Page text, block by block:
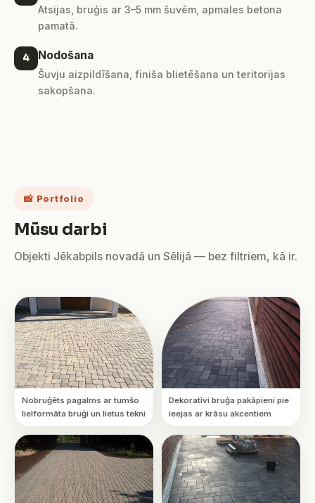
Atsijas, bruģis ar 3–5 mm šuvēm, apmales betona
pamatā.
4 Nodošana
Šuvju aizpildīšana, finiša blietēšana un teritorijas
sakopšana.
📸 Portfolio
Mūsu darbi
Objekti Jēkabpils novadā un Sēlijā — bez filtriem, kā ir.
Nobruģēts pagalms ar tumšo
lielformāta bruģi un lietus tekni
Dekoratīvi bruģa pakāpieni pie
ieejas ar krāsu akcentiem